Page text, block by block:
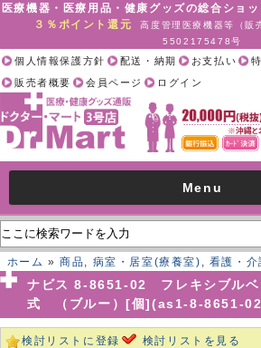
医療機器・医療用品・健康グッズの総合ショ
３％ポイント還元
高度管理医療機器等（
5502175478号
個人情報保護方針 配送・納期 お支払い
販売者概要
会員ページ ログイン
Menu
ホーム »商品, 病室・居室(療養室) , 看護・介
フレキシブルベッドネーム／引掛け式
ナビス 8-8651-02 フレキシブルベ
式 （ブルー）[個](as1-8-8651-
検討リストに登録 検討リストを見る